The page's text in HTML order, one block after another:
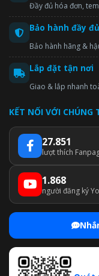
Đầy đủ hóa đơn,
Bảo hành đầy đủ
Bảo hành hãng &
Lắp đặt tận nơi
Giao & lắp nhanh
KẾT NỐI VỚI CHÚNG
27.851
lượt thích
1.868
người đăng ký